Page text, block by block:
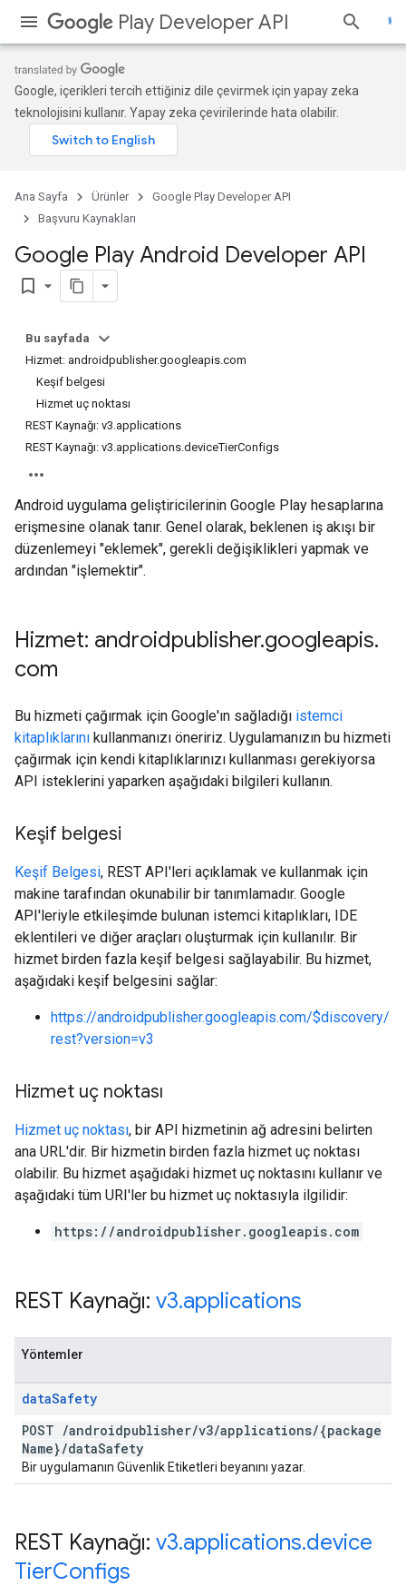
Play Developer API
Google, içerikleri tercih ettiğiniz dile çevirmek için yapay zeka
teknolojisini kullanır. Yapay zeka çevirilerinde hata olabilir.
Ana Sayfa Ürünler
Google Play Developer API
Başvuru Kaynakları
Google Play Android Developer API
bookmark_border
Bu sayfada
Hizmet: androidpublisher.googleapis.com
Keşif belgesi
Hizmet uç noktası
REST Kaynağı: v3.applications
REST Kaynağı: v3.applications.deviceTierConfigs
Android uygulama geliştiricilerinin Google Play hesaplarına
erişmesine olanak tanır. Genel olarak, beklenen iş akışı bir
düzenlemeyi "eklemek", gerekli değişiklikleri yapmak ve
ardından "işlemektir".
Hizmet: androidpublisher.googleapis.
com
Bu hizmeti çağırmak için Google'ın sağladığı istemci
kitaplıklarını kullanmanızı öneririz. Uygulamanızın bu hizmeti
çağırmak için kendi kitaplıklarınızı kullanması gerekiyorsa
API isteklerini yaparken aşağıdaki bilgileri kullanın.
Keşif belgesi
Keşif Belgesi, REST API'leri açıklamak ve kullanmak için
makine tarafından okunabilir bir tanımlamadır. Google
API'leriyle etkileşimde bulunan istemci kitaplıkları, IDE
eklentileri ve diğer araçları oluşturmak için kullanılır. Bir
hizmet birden fazla keşif belgesi sağlayabilir. Bu hizmet,
aşağıdaki keşif belgesini sağlar:
https://androidpublisher.googleapis.com/$discovery/
rest?version=v3
Hizmet uç noktası
Hizmet uç noktası, bir API hizmetinin ağ adresini belirten
ana URL'dir. Bir hizmetin birden fazla hizmet uç noktası
olabilir. Bu hizmet aşağıdaki hizmet uç noktasını kullanır ve
aşağıdaki tüm URI'ler bu hizmet uç noktasıyla ilgilidir:
https://androidpublisher.googleapis.com
REST Kaynağı: v3.applications
Yöntemler
dataSafety
POST /androidpublisher/v3/applications/{package
Name}/dataSafety
Bir uygulamanın Güvenlik Etiketleri beyanını yazar.
REST Kaynağı: v3.applications.device
TierConfigs